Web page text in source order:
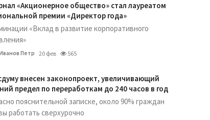
«Акционерное общество» стал лауреатом
премии «Директор года»
«Вклад в развитие корпоративного
Петр 20 фев 565
внесен законопроект, увеличивающий
предел по переработкам до 240 часов в год
пояснительной записке, около 90% граждан
работать сверхурочно